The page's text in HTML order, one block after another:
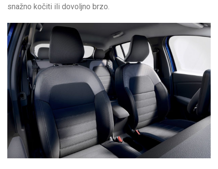
snažno kočiti ili dovoljno brzo.